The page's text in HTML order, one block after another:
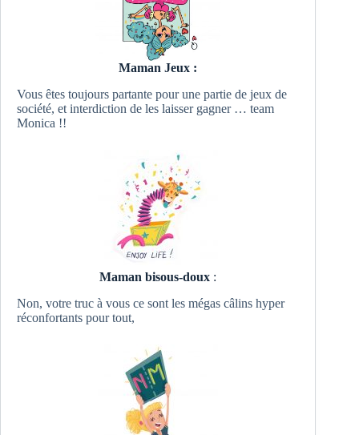
Maman Jeux :
Vous êtes toujours partante pour une partie de jeux de
société, et interdiction de les laisser gagner … team
Monica !!
Maman bisous-doux :
Non, votre truc à vous ce sont les mégas câlins hyper
réconfortants pour tout,